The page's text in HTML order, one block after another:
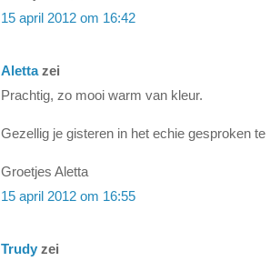
15 april 2012 om 16:42
Alettazei
Prachtig, zo mooi warm van kleur.
Gezellig je gisteren in het echie gesproken te
Groetjes Aletta
15 april 2012 om 16:55
Trudy zei